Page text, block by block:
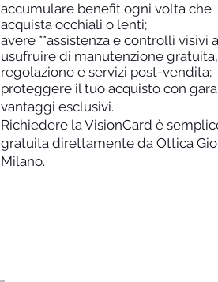
accumulare benefit ogni volta che
acquista occhiali o lenti;
avere **assistenza e controlli visivi
usufruire di manutenzione gratuita,
regolazione e servizi post-vendita;
proteggere il tuo acquisto con
vantaggi esclusivi.
Richiedere la VisionCard è
gratuita direttamente da Ottica
Milano.